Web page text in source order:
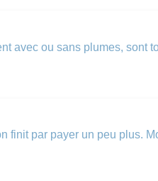
avec ou sans plumes, sont
finit par payer un peu plus.